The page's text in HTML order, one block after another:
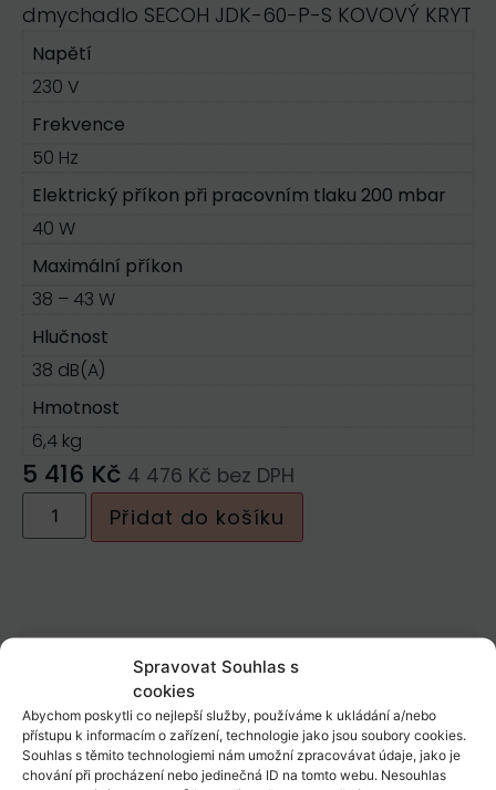
Spravovat Souhlas s
cookies
Abychom poskytli co nejlepší služby, používáme k ukládání a/nebo
přístupu k informacím o zařízení, technologie jako jsou soubory cookies.
Souhlas s těmito technologiemi nám umožní zpracovávat údaje, jako je
chování při procházení nebo jedinečná ID na tomto webu. Nesouhlas
dmychadlo SECOH JDK-60-P-S KOVOVÝ KRYT
Napětí
230 V
Frekvence
50 Hz
Elektrický příkon při pracovním tlaku 200 mbar
40 W
Maximální příkon
38 – 43 W
Hlučnost
38 dB(A)
Hmotnost
6,4 kg
5 416 Kč 4 476 Kč bez DPH
Přidat do košíku
Informace
Popis